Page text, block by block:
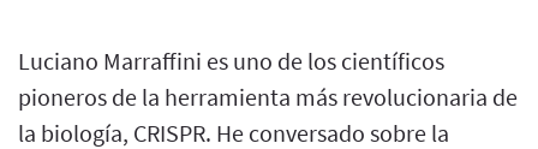
Luciano Marraffini es uno de los científicos
pioneros de la herramienta más revolucionaria de
la biología, CRISPR. He conversado sobre la